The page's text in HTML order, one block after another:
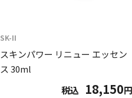
SK-II
スキンパワー リニュー エッセン
ス 30ml
税込
18,150円